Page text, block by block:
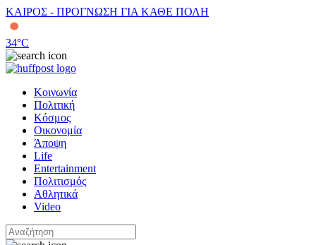
ΚΑΙΡΟΣ - ΠΡΟΓΝΩΣΗ ΓΙΑ ΚΑΘΕ ΠΟΛΗ
34°C
Κοινωνία
Πολιτική
Κόσμος
Οικονομία
Άποψη
Life
Entertainment
Πολιτισμός
Αθλητικά
Video